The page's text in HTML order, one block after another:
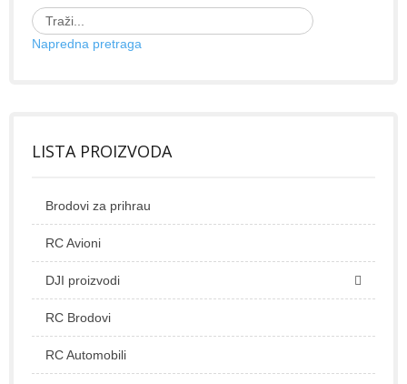
Napredna pretraga
LISTA PROIZVODA
Brodovi za prihrau
RC Avioni
DJI proizvodi
RC Brodovi
RC Automobili